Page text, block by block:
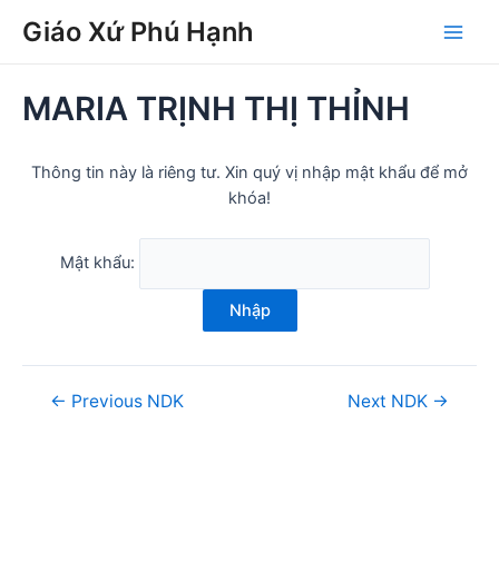
Giáo Xứ Phú Hạnh
Main
MARIA TRỊNH THỊ THỈNH
Thông tin này là riêng tư. Xin quý vị nhập mật khẩu để mở
khóa!
Mật khẩu:
Nhập
navigation
← Previous NDK Next NDK →